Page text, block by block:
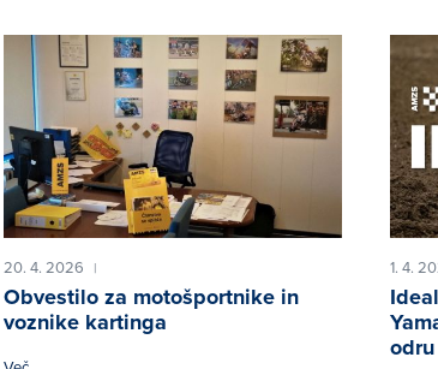
20. 4. 2026 |
Obvestilo za motošportnike in
voznike kartinga
1. 4.
odru